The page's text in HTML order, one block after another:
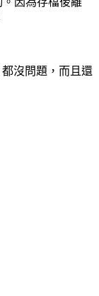
都沒問題，而且還